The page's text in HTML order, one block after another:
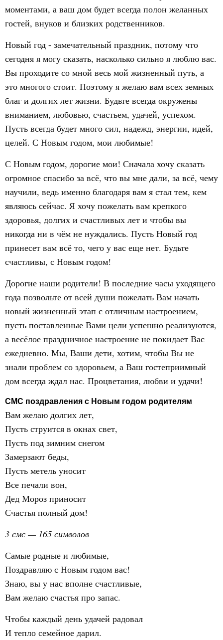
моментами, а ваш дом будет всегда полон желанных
гостей, внуков и близких родственников.
Новый год - замечательный праздник, потому что
сегодня я могу сказать, насколько сильно я люблю вас.
Вы проходите со мной весь мой жизненный путь, а
это многого стоит. Поэтому я желаю вам всех земных
благ и долгих лет жизни. Будьте всегда окружены
вниманием, любовью, счастьем, удачей, успехом.
Пусть всегда будет много сил, надежд, энергии, идей,
целей. С Новым годом, мои любимые!
С Новым годом, дорогие мои! Сначала хочу сказать
огромное спасибо за всё, что вы мне дали, за всё, чему
научили, ведь именно благодаря вам я стал тем, кем
являюсь сейчас. Я хочу пожелать вам крепкого
здоровья, долгих и счастливых лет и чтобы вы
никогда ни в чём не нуждались. Пусть Новый год
принесет вам всё то, чего у вас еще нет. Будьте
счастливы, с Новым годом!
Дорогие наши родители! В последние часы уходящего
года позвольте от всей души пожелать Вам начать
новый жизненный этап с отличным настроением,
пусть поставленные Вами цели успешно реализуются,
а весёлое праздничное настроение не покидает Вас
ежедневно. Мы, Ваши дети, хотим, чтобы Вы не
знали проблем со здоровьем, а Ваш гостеприимный
дом всегда ждал нас. Процветания, любви и удачи!
СМС поздравления с Новым годом родителям
Вам желаю долгих лет,
Пусть струится в окнах свет,
Пусть под зимним снегом
Замерзают беды,
Пусть метель уносит
Все печали вон,
Дед Мороз приносит
Счастья полный дом!
3 смс — 165 символов
Самые родные и любимые,
Поздравляю с Новым годом вас!
Знаю, вы у нас вполне счастливые,
Вам желаю счастья про запас.
Чтобы каждый день удачей радовал
И тепло семейное дарил.